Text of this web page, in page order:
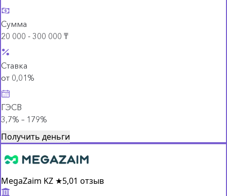
Сумма
20 000 - 300 000 ₸
Ставка
от 0,01%
ГЭСВ
3,7% – 179%
Получить деньги
MegaZaim KZ ★5,01 отзыв